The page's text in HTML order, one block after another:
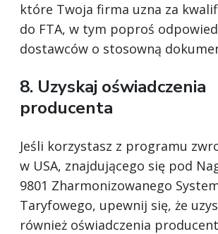
które Twoja firma uzna za
do FTA, w tym poproś
dostawców o stosowną
8. Uzyskaj oświadczenia
producenta
Jeśli korzystasz z programu
w USA, znajdującego się pod
9801 Zharmonizowanego
Taryfowego, upewnij się, że
również oświadczenia